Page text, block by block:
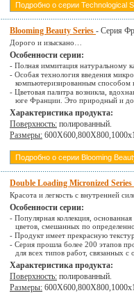
Подробно о серии Technological
Blooming Beauty Series - Серия
Дорого и изыскано…
Особенности серии:
- Полная иммитация натуральному
- Особая технология введения
компьютеризированным способом
- Цветовая палитра возникла,
юге Франции. Это природный и
Характеристика продукта:
Поверхность: полированный.
Размеры:
Подробно о серии Blooming
Double Loading Micronized Series
Красота и легкость с внутренней
Особенности серии:
- Популярная коллекция,
цветов, смешанных по
- Продукт имеет прекрасную
- Серия прошла более 200 этапов
для всех типов работ, связанных с
Характеристика продукта:
Поверхность: полированный.
Размеры: